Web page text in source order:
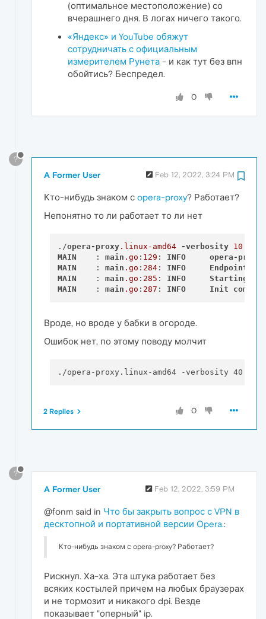
(оптимальное местоположение) со
вчерашнего дня. В логах ничего такого.
«Яндекс» и YouTube обяжут
сотрудничать с официальным
измерителем Рунета - и как тут без впн
обойтись? Беспредел.
0
?
A Former User Feb 12, 2022, 3:24 PM
Кто-нибудь знаком с opera-proxy? Работает?
Непонятно то ли работает то ли нет
./opera-proxy.linux-amd64 -verbosity
10
MAIN
    :
main .go : 129 : INFO
opera-proxy
MAIN
    :
main .go : 284: INFO Endpoint
MAIN
    :
main .go : 285 : INFO Starting
MAIN
    :
main .go : 287 : INFO Init
Вроде, но вроде у бабки в огороде.
Ошибок нет, по этому поводу молчит
0
2 Replies
?
A Former User Feb 12, 2022, 3:59 PM
@fonm said in Что бы закрыть вопрос с VPN в
десктопной и портативной версии Opera.:
Кто-нибудь знаком с opera-proxy? Работает?
Рискнул. Ха-ха. Эта штука работает без
всяких костылей причем на любых браузерах
и не тормозит и никакого dpi. Везде
показывает "оперный" ip.